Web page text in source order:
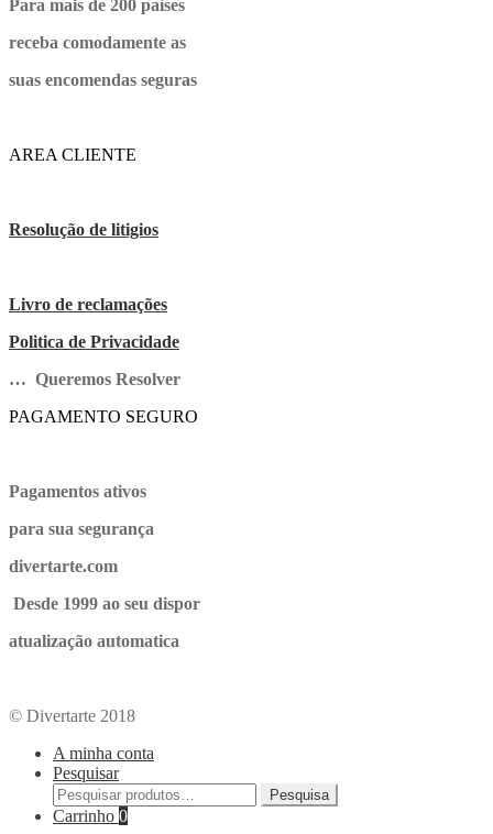
Para mais de 200 países
receba comodamente as
suas encomendas seguras
AREA CLIENTE
Resolução de litigios
Livro de reclamações
Politica de Privacidade
… Queremos Resolver
PAGAMENTO SEGURO
Pagamentos ativos
para sua segurança
divertarte.com
Desde 1999 ao seu dispor
atualização automatica
© Divertarte 2018
A minha conta
Pesquisar
Pesquisa
Carrinho 0